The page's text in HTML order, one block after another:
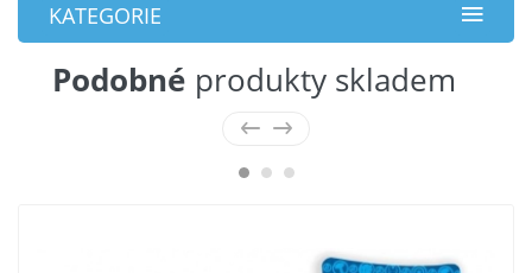
KATEGORIE
Podobné produkty skladem